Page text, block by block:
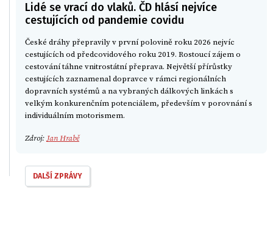
Lidé se vrací do vlaků. ČD hlásí nejvíce
cestujících od pandemie covidu
České dráhy přepravily v první polovině roku 2026 nejvíc
cestujících od předcovidového roku 2019. Rostoucí zájem o
cestování táhne vnitrostátní přeprava. Největší přírůstky
cestujících zaznamenal dopravce v rámci regionálních
dopravních systémů a na vybraných dálkových linkách s
velkým konkurenčním potenciálem, především v porovnání s
individuálním motorismem.
Zdroj: Jan Hrabě
DALŠÍ ZPRÁVY